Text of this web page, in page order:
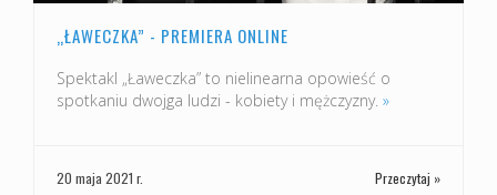
„ŁAWECZKA” - PREMIERA ONLINE
Spektakl „Ławeczka” to nielinearna opowieść o
spotkaniu dwojga ludzi - kobiety i mężczyzny. »
20 maja 2021 r. Przeczytaj »